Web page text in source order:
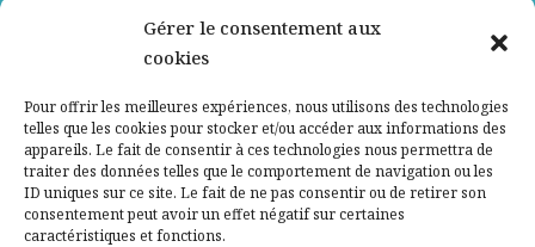
Gérer le consentement aux
cookies
Pour offrir les meilleures expériences, nous utilisons des technologies
telles que les cookies pour stocker et/ou accéder aux informations des
appareils. Le fait de consentir à ces technologies nous permettra de
traiter des données telles que le comportement de navigation ou les
ID uniques sur ce site. Le fait de ne pas consentir ou de retirer son
consentement peut avoir un effet négatif sur certaines
caractéristiques et fonctions.
Contactez-nous
Mentions légales
Politique de confidentialité